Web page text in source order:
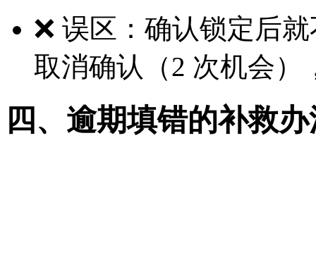
❌ 误区：确认锁定后
取消确认（2 次机会）
四、逾期填错的补救